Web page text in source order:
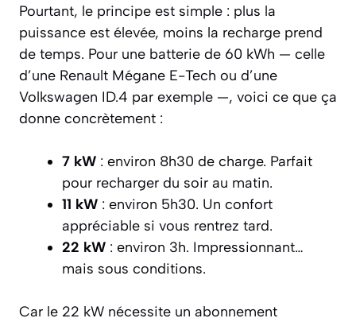
Pourtant, le principe est simple : plus la
puissance est élevée, moins la recharge prend
de temps. Pour une batterie de 60 kWh — celle
d’une Renault Mégane E-Tech ou d’une
Volkswagen ID.4 par exemple —, voici ce que ça
donne concrètement :
7 kW : environ 8h30 de charge. Parfait
pour recharger du soir au matin.
11 kW : environ 5h30. Un confort
appréciable si vous rentrez tard.
22 kW : environ 3h. Impressionnant…
mais sous conditions.
Car le 22 kW nécessite un abonnement